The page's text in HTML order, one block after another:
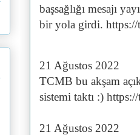
başsağlığı mesajı
bir yola girdi.
21 Ağustos 2022
TCMB bu akşam
sistemi taktı :)
21 Ağustos 2022